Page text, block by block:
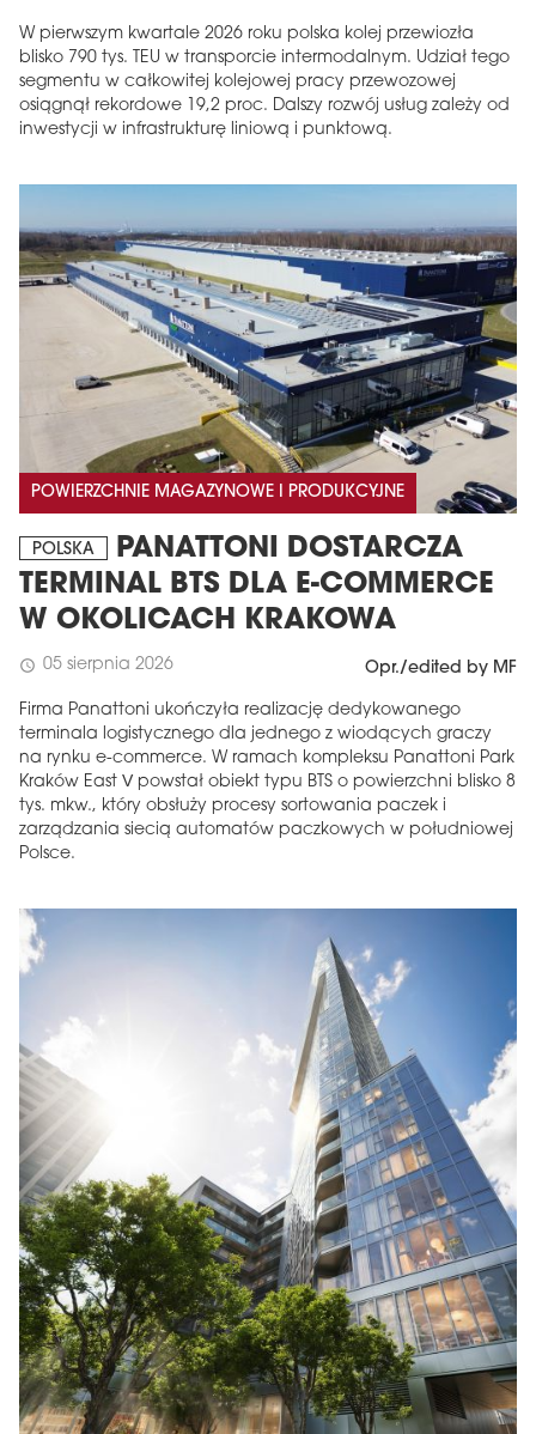
W pierwszym kwartale 2026 roku polska kolej przewiozła
blisko 790 tys. TEU w transporcie intermodalnym. Udział tego
segmentu w całkowitej kolejowej pracy przewozowej
osiągnął rekordowe 19,2 proc. Dalszy rozwój usług zależy od
inwestycji w infrastrukturę liniową i punktową.
POWIERZCHNIE MAGAZYNOWE I PRODUKCYJNE
POLSKA
PANATTONI DOSTARCZA
TERMINAL BTS DLA E-COMMERCE
W OKOLICACH KRAKOWA
schedule 05 sierpnia 2026 Opr./edited by MF
Firma Panattoni ukończyła realizację dedykowanego
terminala logistycznego dla jednego z wiodących graczy
na rynku e-commerce. W ramach kompleksu Panattoni Park
Kraków East V powstał obiekt typu BTS o powierzchni blisko 8
tys. mkw., który obsłuży procesy sortowania paczek i
zarządzania siecią automatów paczkowych w południowej
Polsce.